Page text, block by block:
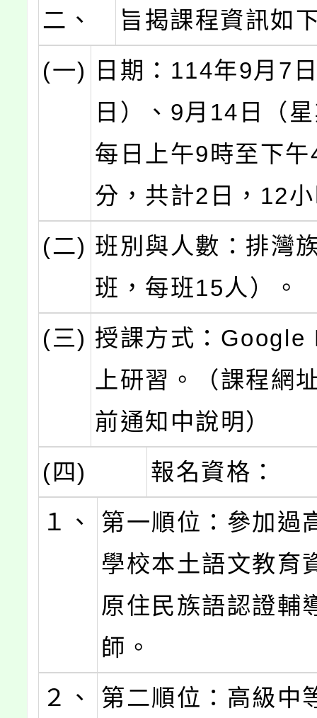
二、
旨揭課程資訊如
(一)
日期：114年9月7
日）、9月14日（
每日上午9時至下
分，共計2日，12
(二) 班別與人數：排灣
班，每班15人）。
(三) 授課方式：Google
上研習。（課程網
前通知中說明）
(四)
報名資格：
１、
第一順位：參加過
學校本土語文教育
原住民族語認證輔
師。
２、
第二順位：高級中